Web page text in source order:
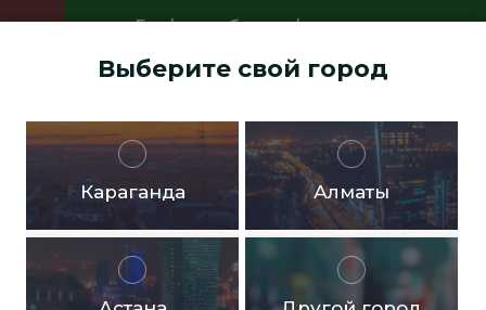
График работы офисов:
13:00 до 14:00 Суббота, воскресенье -
Доставка бесплатная в черте города от 10.000тг!
Выберите свой город
Караганда Алматы